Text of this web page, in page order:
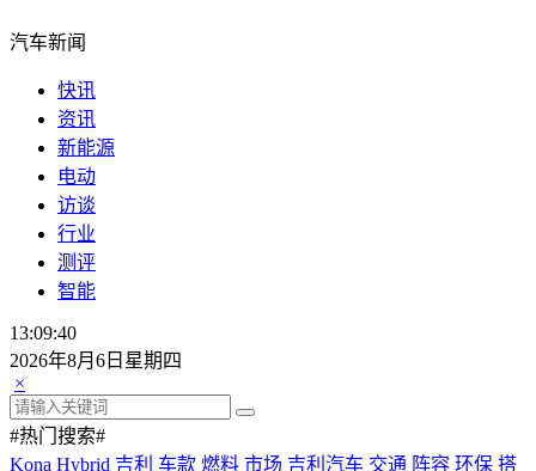
汽车新闻
快讯
资讯
新能源
电动
访谈
行业
测评
智能
13:09:40
2026年8月6日星期四
×
#热门搜索#
Kona Hybrid 吉利 车款 燃料 市场 吉利汽车 交通 阵容 环保 搭